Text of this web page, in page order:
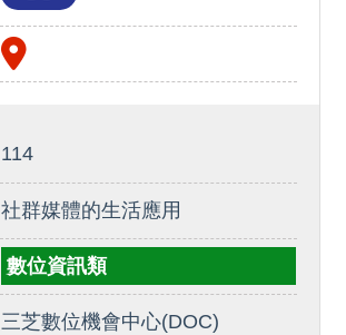
114
社群媒體的生活應用
數位資訊類
三芝數位機會中心(DOC)